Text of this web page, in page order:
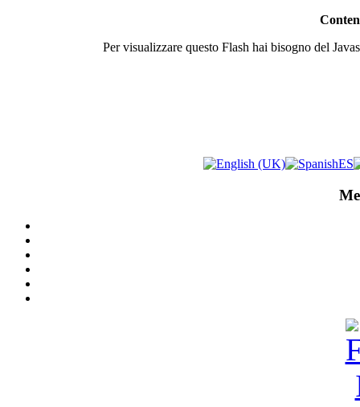
Per visualizzare questo Flash hai bisogno del